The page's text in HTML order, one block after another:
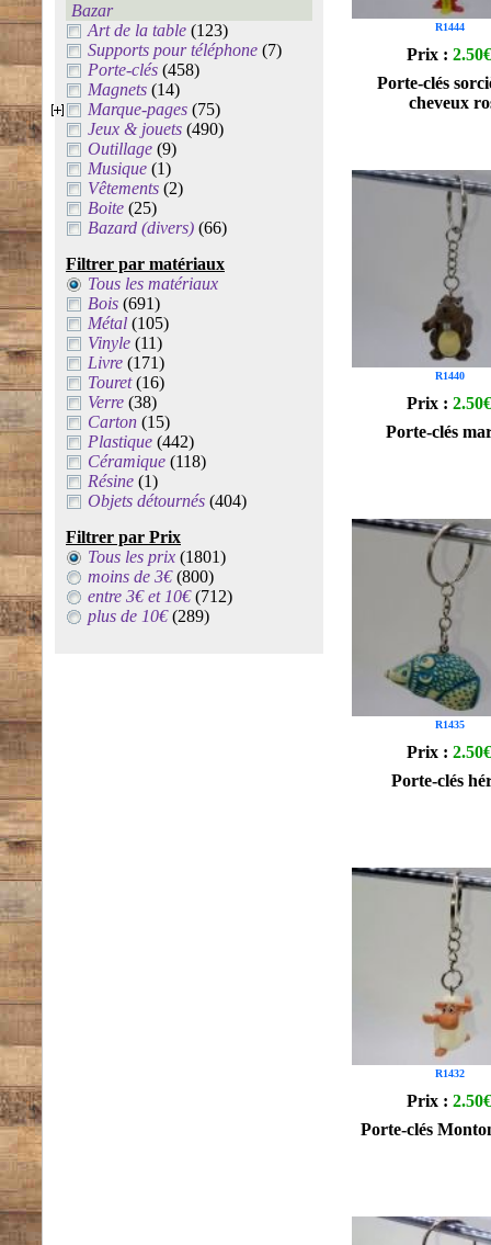
Bazar
Art de la table (123)
Supports pour téléphone (7)
Porte-clés (458)
Magnets (14)
Marque-pages (75)
Jeux & jouets (490)
Outillage (9)
Musique (1)
Vêtements (2)
Boite (25)
Bazard (divers) (66)
Filtrer par matériaux
Tous les matériaux
Bois (691)
Métal (105)
Vinyle (11)
Livre (171)
Touret(16)
Verre (38)
Carton (15)
Plastique (442)
Céramique (118)
Résine (1)
Objets détournés (404)
Filtrer par Prix
Tous les prix (1801)
moins de 3€(800)
entre 3€ et 10€(712)
plus de 10€(289)
R1444
Prix : 2.50€
Porte-clés
cheveux
R1440
Prix : 2.50€
Porte-clés
R1435
Prix : 2.50€
Porte-clés
R1432
Prix : 2.50€
Porte-clés